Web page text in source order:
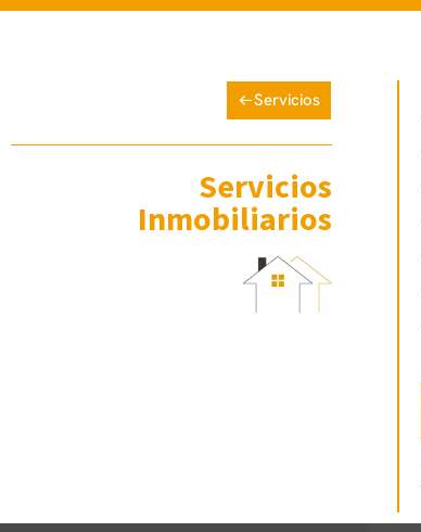
Servicios
Servicios
Inmobiliarios